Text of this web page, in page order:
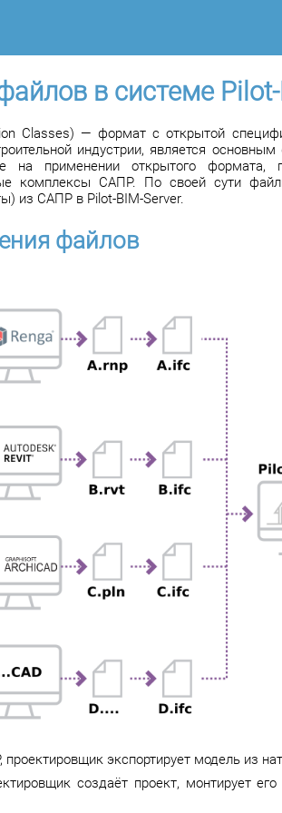
в системе
Classes) — формат с открытой
индустрии, является
на применении открытого формата,
комплексы САПР. По своей сути
из САПР в Pilot-BIM-Server.
файлов
проектировщик экспортирует модель из
создаёт проект, монтирует